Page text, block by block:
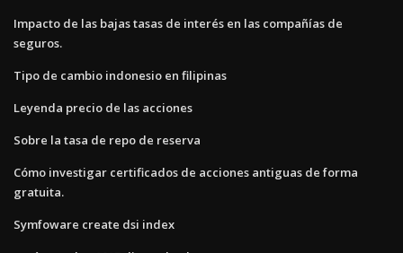
Impacto de las bajas tasas de interés en las compañías de
seguros.
Tipo de cambio indonesio en filipinas
Leyenda precio de las acciones
Sobre la tasa de repo de reserva
Cómo investigar certificados de acciones antiguas de forma
gratuita.
Symfoware create dsi index